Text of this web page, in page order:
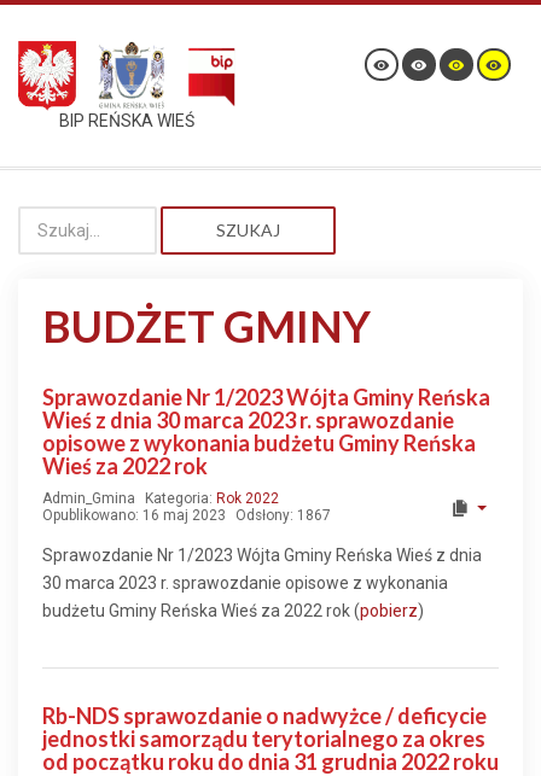
BIP REŃSKA WIEŚ
SZUKAJ
BUDŻET GMINY
Sprawozdanie Nr 1/2023 Wójta Gminy Reńska
Wieś z dnia 30 marca 2023 r. sprawozdanie
opisowe z wykonania budżetu Gminy Reńska
Wieś za 2022 rok
Admin_Gmina Kategoria: Rok 2022
Opublikowano: 16 maj 2023
Odsłony: 1867
Sprawozdanie Nr 1/2023 Wójta Gminy Reńska Wieś z dnia
30 marca 2023 r. sprawozdanie opisowe z wykonania
budżetu Gminy Reńska Wieś za 2022 rok (pobierz)
Rb-NDS sprawozdanie o nadwyżce / deficycie
jednostki samorządu terytorialnego za okres
od początku roku do dnia 31 grudnia 2022 roku